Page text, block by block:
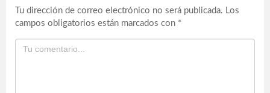
Tu dirección de correo electrónico no será publicada. Los
campos obligatorios están marcados con *